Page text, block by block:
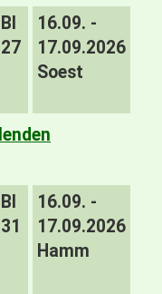
BI
27
16.09. -
17.09.2026
Soest
BI
31
16.09. -
17.09.2026
Hamm